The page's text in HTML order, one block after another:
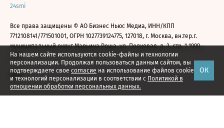
На нашем сайте используются cookie-файлы и технологии
персонализации. Продолжая пользоваться данным сайтом, вы
подтверждаете свое согласие на использование файлов cookie
и технологий персонализации в соответствии с Политикой в
отношении обработки персональных данных.
ОК
24smi
Все права защищены © АО Бизнес Ньюс Медиа, ИНН/КПП
7712108141/771501001, ОГРН 1027739124775, 127018, г. Москва, вн.тер.г.
муниципальный округ Марьина Роща, ул. Полковая, д. 3, стр. 1 1999—
2026